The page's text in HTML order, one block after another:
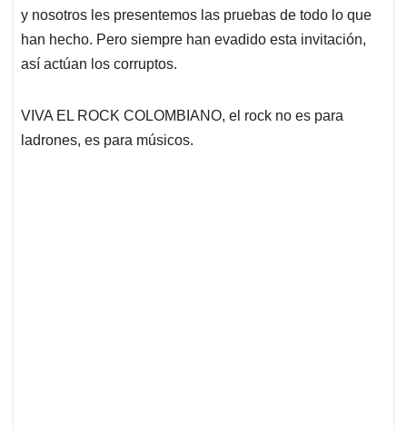
y nosotros les presentemos las pruebas de todo lo que
han hecho. Pero siempre han evadido esta invitación,
así actúan los corruptos.
VIVA EL ROCK COLOMBIANO, el rock no es para
ladrones, es para músicos.